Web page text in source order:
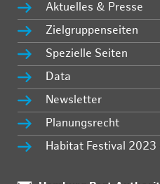
Aktuelles & Presse
Zielgruppenseiten
Spezielle Seiten
Data
Newsletter
Planungsrecht
Habitat Festival